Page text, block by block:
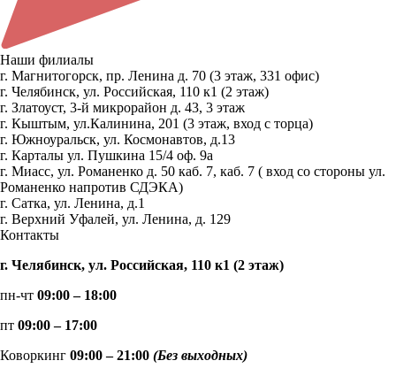
Наши филиалы
г. Магнитогорск, пр. Ленина д. 70 (3 этаж, 331 офис)
г. Челябинск, ул. Российская, 110 к1 (2 этаж)
г. Златоуст, 3-й микрорайон д. 43, 3 этаж
г. Кыштым, ул.Калинина, 201 (3 этаж, вход с торца)
г. Южноуральск, ул. Космонавтов, д.13
г. Карталы ул. Пушкина 15/4 оф. 9а
г. Миасс, ул. Романенко д. 50 каб. 7, каб. 7 ( вход со стороны ул.
Романенко напротив СДЭКА)
г. Сатка, ул. Ленина, д.1
г. Верхний Уфалей, ул. Ленина, д. 129
Контакты
г. Челябинск, ул. Российская, 110 к1 (2 этаж)
пн-чт 09:00 – 18:00
пт 09:00 – 17:00
Коворкинг 09:00 – 21:00 (Без выходных)